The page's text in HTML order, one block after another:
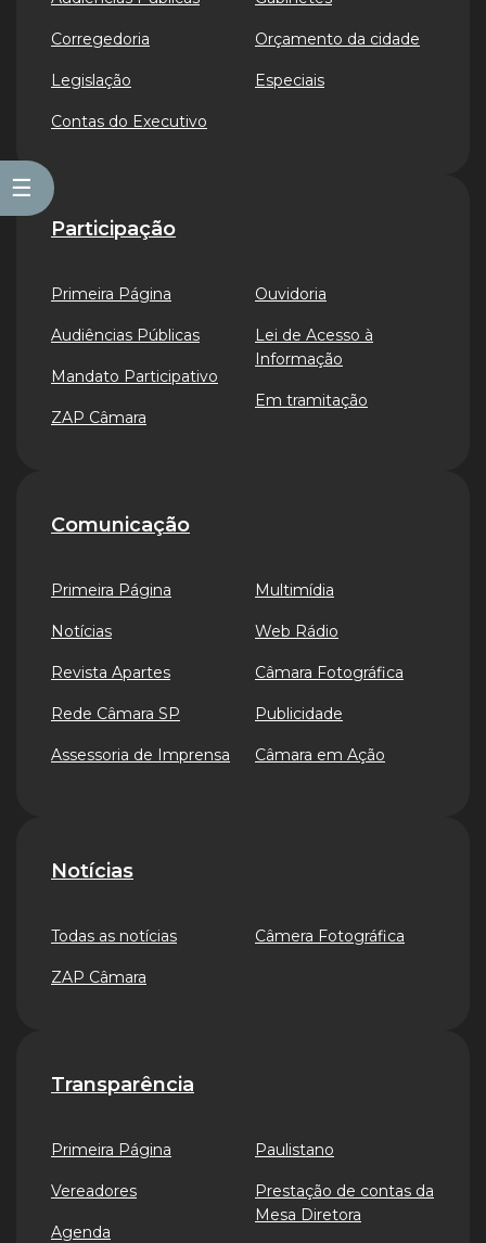
☰
Corregedoria
Legislação
Contas do Executivo
Orçamento da cidade
Especiais
Participação
Primeira Página
Audiências Públicas
Mandato Participativo
ZAP Câmara
Ouvidoria
Lei de Acesso à
Informação
Em tramitação
Comunicação
Primeira Página
Notícias
Revista Apartes
Rede Câmara SP
Assessoria de Imprensa
Multimídia
Web Rádio
Câmara Fotográfica
Publicidade
Câmara em Ação
Notícias
Todas as notícias
ZAP Câmara
Câmera Fotográfica
Transparência
Primeira Página
Vereadores
Agenda
Paulistano
Prestação de contas da
Mesa Diretora